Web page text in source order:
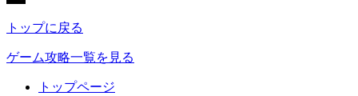
トップに戻る
ゲーム攻略一覧を見る
トップページ